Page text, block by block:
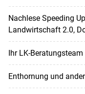
Nachlese Speeding
Landwirtschaft 2.0,
Ihr LK-
Enthornung und